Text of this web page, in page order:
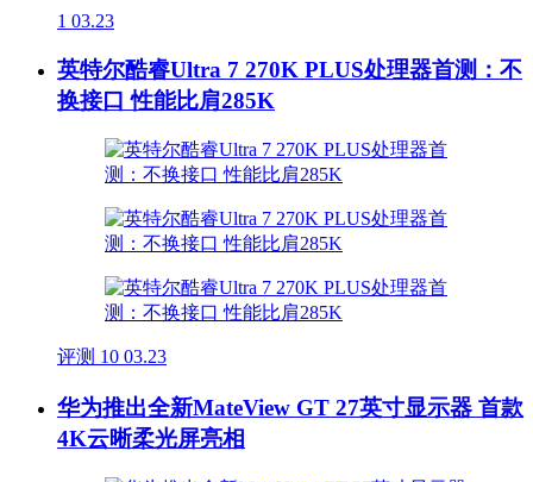
1 03.23
英特尔酷睿Ultra 7 270K PLUS处理器首测：不
换接口 性能比肩285K
评测 10 03.23
华为推出全新MateView GT 27英寸显示器 首款
4K云晰柔光屏亮相